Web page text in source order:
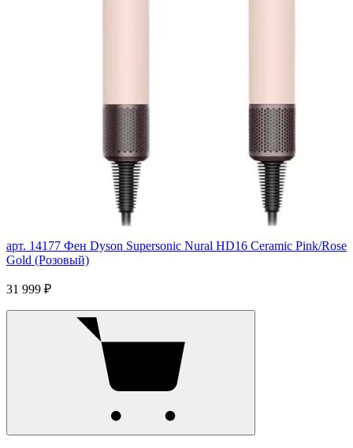
арт. 14177 Фен Dyson Supersonic Nural HD16 Ceramic Pink/Rose
Gold (Розовый)
31 999 ₽